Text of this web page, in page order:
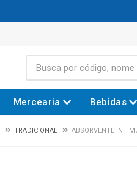
Mercearia Bebidas
TRADICIONAL ABSORVENTE